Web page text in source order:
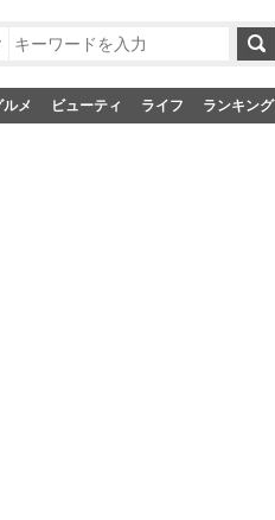
ルメ ビューティ ライフ ランキング